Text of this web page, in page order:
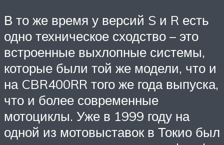
В то же время у версий S и R есть
одно техническое сходство – это
встроенные выхлопные системы,
которые были той же модели, что и
на CBR400RR того же года выпуска,
что и более современные
мотоциклы. Уже в 1999 году на
одной из мотовыставок в Токио был